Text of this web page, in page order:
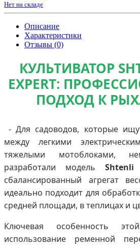
Нет на складе
Описание
Характеристики
Отзывы (0)
КУЛЬТИВАТОР
EXPERT:
ПОДХОД К
- Для садоводов, которые
между легкими
тяжелыми мотоблоками,
разработали модель Shtenli
сбалансированный агрегат
идеально подходит для
средней площади, в теплицах и
Ключевая особенность
использование ременной